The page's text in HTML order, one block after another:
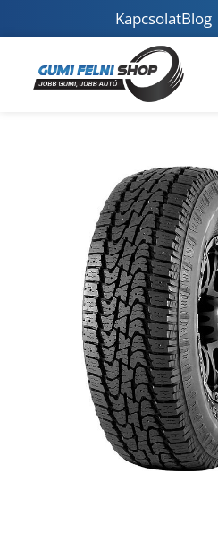
KapcsolatBlog